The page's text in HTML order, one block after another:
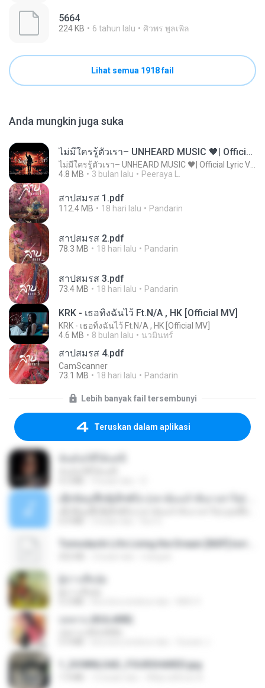
5664
224 KB 6 tahun lalu ศิวพร พูลเพิ่ล
Lihat semua 1918 fail
Anda mungkin juga suka
ไม่มีใครรู้ตัวเรา– UNHEARD MUSIC 🖤| Official Lyric Video | เพลงสู้ชีวิต
4.8 MB
3 bulan lalu Peeraya L.
สาปสมรส 1.pdf
112.4 MB 18 hari lalu Pandarin
สาปสมรส 2.pdf
78.3 MB 18 hari lalu Pandarin
สาปสมรส 3.pdf
73.4 MB 18 hari lalu Pandarin
KRK - เธอทิ้งฉันไว้ Ft.N/A , HK [Official MV]
KRK - เธอทิ้งฉันไว้ Ft.N/A , HK [Official MV]
4.6 MB
8 bulan lalu นวมินทร์
สาปสมรส 4.pdf
CamScanner
73.1 MB
18 hari lalu Pandarin
Lebih banyak fail tersembunyi
Teruskan dalam aplikasi
กุหลาบ (KULARB)
1_DOWNLOAD_FOURSHARED.jpg